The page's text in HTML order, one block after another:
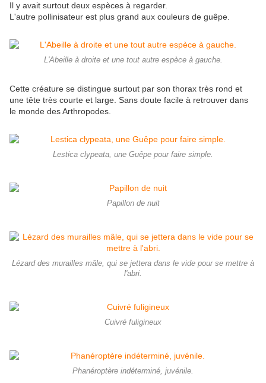
Il y avait surtout deux espèces à regarder.
L'autre pollinisateur est plus grand aux couleurs de guêpe.
L'Abeille à droite et une tout autre espèce à gauche.
Cette créature se distingue surtout par son thorax très rond et
une tête très courte et large. Sans doute facile à retrouver dans
le monde des Arthropodes.
Lestica clypeata, une Guêpe pour faire simple.
Papillon de nuit
Lézard des murailles mâle, qui se jettera dans le vide pour se mettre à
l'abri.
Cuivré fuligineux
Phanéroptère indéterminé, juvénile.